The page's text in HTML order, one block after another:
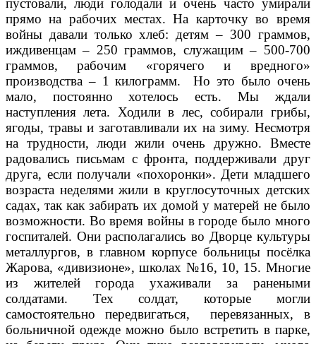
прямо на рабочих местах. На карточку во время
войны давали только хлеб: детям – 300 граммов,
иждивенцам – 250 граммов, служащим – 500-700
граммов, рабочим «горячего и вредного»
производства – 1 килограмм. Но это было очень
мало, постоянно хотелось есть. Мы ждали
наступления лета. Ходили в лес, собирали грибы,
ягоды, травы и заготавливали их на зиму. Несмотря
на трудности, люди жили очень дружно. Вместе
радовались письмам с фронта, поддерживали друг
друга, если получали «похоронки». Дети младшего
возраста неделями жили в круглосуточных детских
садах, так как забирать их домой у матерей не было
возможности. Во время войны в городе было много
госпиталей. Они располагались во Дворце культуры
металлургов, в главном корпусе больницы посёлка
Жарова, «дивизионе», школах №16, 10, 15. Многие
из жителей города ухаживали за ранеными
солдатами. Тех солдат, которые могли
самостоятельно передвигаться, перевязанных, в
больничной одежде можно было встретить в парке,